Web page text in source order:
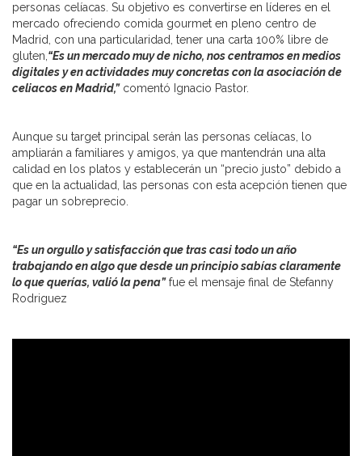
personas celíacas. Su objetivo es convertirse en líderes en el
mercado ofreciendo comida gourmet en pleno centro de
Madrid, con una particularidad, tener una carta 100% libre de
gluten,“Es un mercado muy de nicho, nos centramos en medios
digitales y en actividades muy concretas con la asociación de
celiacos en Madrid,”comentó Ignacio Pastor.
Aunque su target principal serán las personas celíacas, lo
ampliarán a familiares y amigos, ya que mantendrán una alta
calidad en los platos y establecerán un “precio justo” debido a
que en la actualidad, las personas con esta acepción tienen que
pagar un sobreprecio.
“Es un orgullo y satisfacción que tras casi todo un año
trabajando en algo que desde un principio sabías claramente
lo que querías, valió la pena”fue el mensaje final de Stefanny
Rodriguez